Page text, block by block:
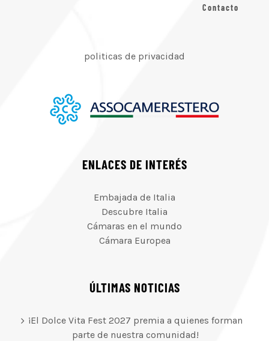
Contacto
politicas de privacidad
ENLACES DE INTERÉS
Embajada de Italia
Descubre Italia
Cámaras en el mundo
Cámara Europea
ÚLTIMAS NOTICIAS
¡El Dolce Vita Fest 2027 premia a quienes forman
parte de nuestra comunidad!